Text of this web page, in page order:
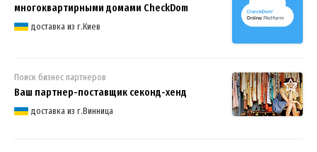
многоквартирными домами CheckDom
доставка из г.Киев
Поиск бизнес партнеров
Ваш партнер-поставщик секонд-хенд
доставка из г.Винница